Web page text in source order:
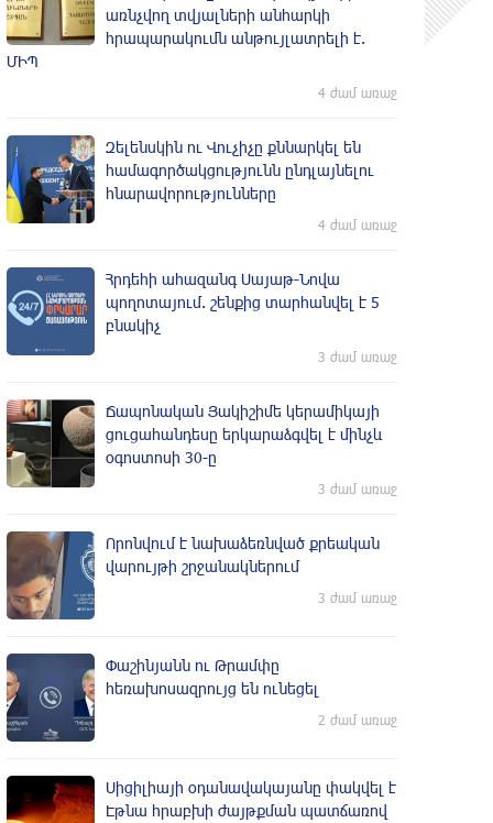
առնչվող տվյալների անհարկի
հրապարակումն անթույլատրելի է.
ՄԻՊ
4 ժամ առաջ
Զելենսկին ու Վուչիչը քննարկել են
համագործակցությունն ընդլայնելու
հնարավորությունները
4 ժամ առաջ
Հրդեհի ահազանգ Սայաթ-Նովա
պողոտայում. շենքից տարհանվել է 5
բնակիչ
3 ժամ առաջ
Ճապոնական Յակիշիմե կերամիկայի
ցուցահանդեսը երկարաձգվել է մինչև
օգոստոսի 30-ը
3 ժամ առաջ
Որոնվում է նախաձեռնված քրեական
վարույթի շրջանակներում
3 ժամ առաջ
Փաշինյանն ու Թրամփը
հեռախոսազրույց են ունեցել
2 ժամ առաջ
Սիցիլիայի օդանավակայանը փակվել է
Էթնա հրաբխի ժայթքման պատճառով